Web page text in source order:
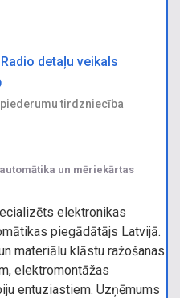
detaļu veikals
tirdzniecība
un mēriekārtas
elektronikas
piegādātājs Latvijā.
materiālu klāstu ražošanas
elektromontāžas
entuziastiem. Uzņēmums